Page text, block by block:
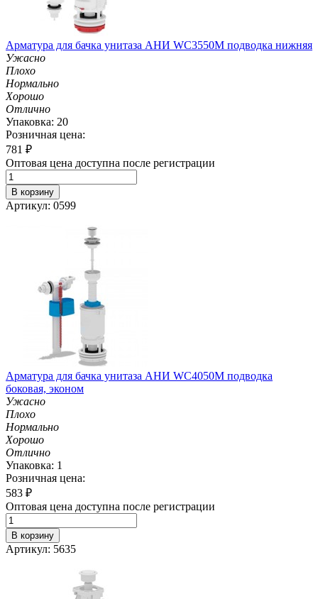
Арматура для бачка унитаза АНИ WC3550M подводка нижняя
Ужасно
Плохо
Нормально
Хорошо
Отлично
Упаковка: 20
Розничная цена:
781 ₽
Оптовая цена доступна после регистрации
В корзину
Артикул: 0599
Арматура для бачка унитаза АНИ WC4050M подводка
боковая, эконом
Ужасно
Плохо
Нормально
Хорошо
Отлично
Упаковка: 1
Розничная цена:
583 ₽
Оптовая цена доступна после регистрации
В корзину
Артикул: 5635